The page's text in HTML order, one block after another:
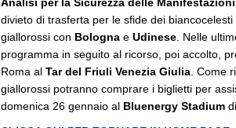
divieto di trasferta per le sfide dei biancocelesti
giallorossi con Bologna e Udinese . Nelle
programma in seguito al ricorso, poi accolto,
Roma al Tar del Friuli Venezia Giulia . Come
giallorossi potranno comprare i biglietti per
domenica 26 gennaio al Bluenergy Stadium di